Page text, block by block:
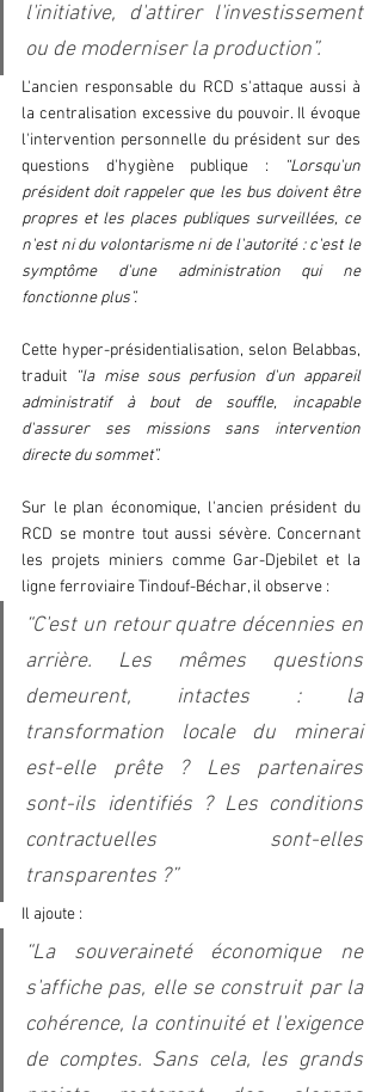
l'initiative, d'attirer l'investissement
ou de moderniser la production”.
L'ancien responsable du RCD s'attaque aussi à
la centralisation excessive du pouvoir. Il évoque
l'intervention personnelle du président sur des
questions d'hygiène publique :
“Lorsqu'un
président doit rappeler que les bus doivent être
propres et les places publiques surveillées, ce
n'est ni du volontarisme ni de l'autorité : c'est le
symptôme d'une administration qui ne
fonctionne plus”.
Cette hyper-présidentialisation, selon Belabbas,
traduit “la mise sous perfusion d'un appareil
administratif à bout de souffle, incapable
d'assurer ses missions sans intervention
directe du sommet”.
Sur le plan économique, l'ancien président du
RCD se montre tout aussi sévère. Concernant
les projets miniers comme Gar-Djebilet et la
ligne ferroviaire Tindouf-Béchar, il observe :
“C'est un retour quatre décennies en
arrière. Les mêmes questions
demeurent, intactes : la
transformation locale du minerai
est-elle prête ? Les partenaires
sont-ils identifiés ? Les conditions
contractuelles sont-elles
transparentes ?”
Il ajoute :
“La souveraineté économique ne
s'affiche pas, elle se construit par la
cohérence, la continuité et l'exigence
de comptes. Sans cela, les grands